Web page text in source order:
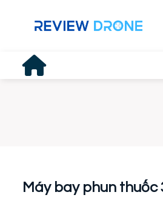
Máy bay phun thuốc